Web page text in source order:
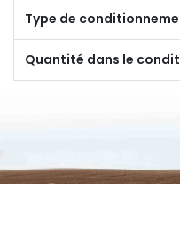
Type de
Quantité dans le